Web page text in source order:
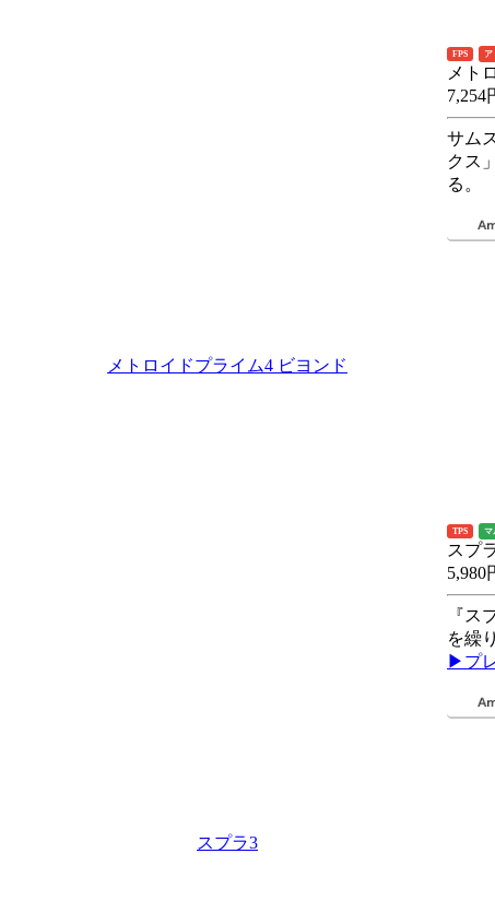
メトロイドプライム4 ビヨンド
FPS ア
メト
7,254
サム
クス
る。
スプラ3
TPS マ
スプ
5,980
『ス
を繰
▶プ